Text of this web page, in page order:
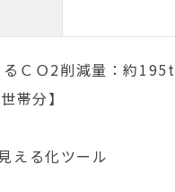
ＣＯ2削減量：約195t
帯分】
る化ツール